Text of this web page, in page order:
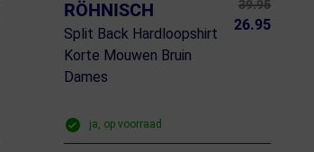
RÖHNISCH
Split Back Hardloopshirt
Korte Mouwen Bruin
Dames
39.95
26.95
ja, op voorraad